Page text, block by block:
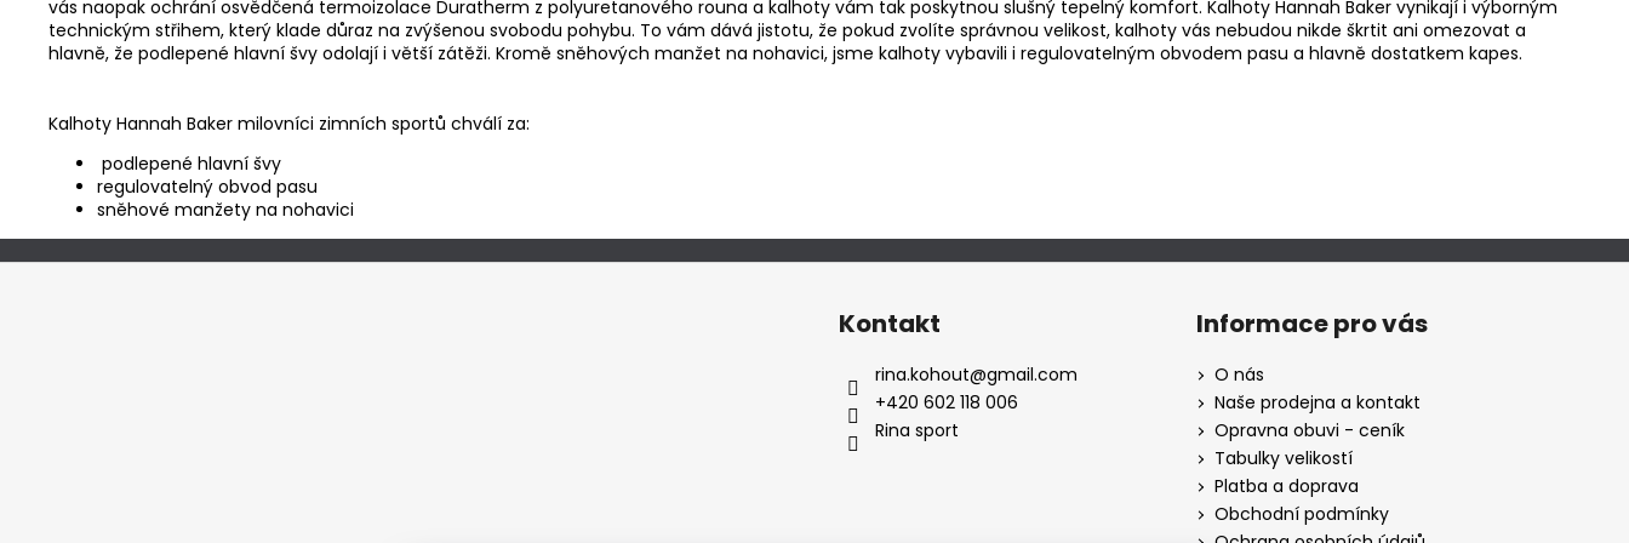
vás naopak ochrání osvědčená termoizolace Duratherm z polyuretanového rouna a kalhoty vám tak poskytnou slušný tepelný komfort. Kalhoty Hannah Baker vynikají i výborným
technickým střihem, který klade důraz na zvýšenou svobodu pohybu. To vám dává jistotu, že pokud zvolíte správnou velikost, kalhoty vás nebudou nikde škrtit ani omezovat a
hlavně, že podlepené hlavní švy odolají i větší zátěži. Kromě sněhových manžet na nohavici, jsme kalhoty vybavili i regulovatelným obvodem pasu a hlavně dostatkem kapes.
Kalhoty Hannah Baker milovníci zimních sportů chválí za:
podlepené hlavní švy
regulovatelný obvod pasu
sněhové manžety na nohavici
Z
Kontakt
rina.kohout@gmail.com
+420 602 118 006
Rina sport
Informace pro vás
O nás
Naše prodejna a kontakt
Opravna obuvi - ceník
Tabulky velikostí
Platba a doprava
Obchodní podmínky